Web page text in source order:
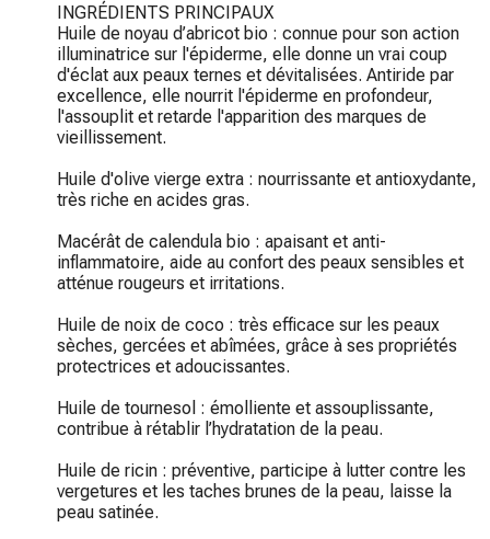
INGRÉDIENTS PRINCIPAUX
Huile de noyau d’abricot bio : connue pour son action
illuminatrice sur l'épiderme, elle donne un vrai coup
d'éclat aux peaux ternes et dévitalisées. Antiride par
excellence, elle nourrit l'épiderme en profondeur,
l'assouplit et retarde l'apparition des marques de
vieillissement.
Huile d'olive vierge extra : nourrissante et antioxydante,
très riche en acides gras.
Macérât de calendula bio : apaisant et anti-
inflammatoire, aide au confort des peaux sensibles et
atténue rougeurs et irritations.
Huile de noix de coco : très efficace sur les peaux
sèches, gercées et abîmées, grâce à ses propriétés
protectrices et adoucissantes.
Huile de tournesol : émolliente et assouplissante,
contribue à rétablir l’hydratation de la peau.
Huile de ricin : préventive, participe à lutter contre les
vergetures et les taches brunes de la peau, laisse la
peau satinée.